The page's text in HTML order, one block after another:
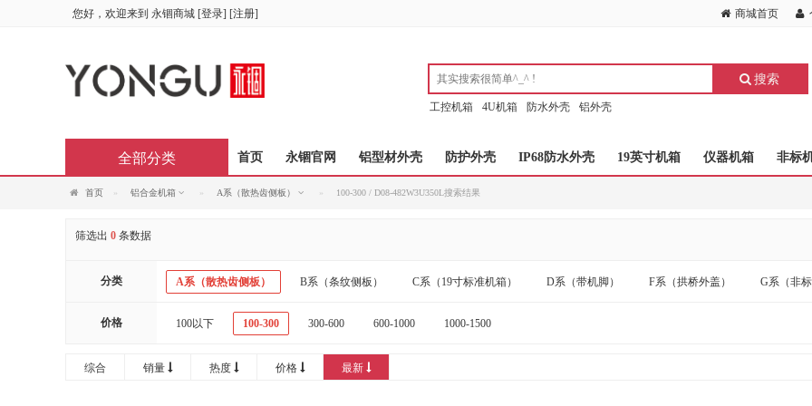
您好，欢迎来到 永锢商城 [登录] [注册] 商城首页
搜索
工控机箱 4U机箱 防水外壳 铝外壳
首页 永锢官网 铝型材外壳 防护外壳 IP68防水外壳 19英寸机箱 仪器机箱 非标
全部分类
首页 铝合金机箱 A系（散热齿侧板） 100-300 / D08-482W3U350L搜索结果
筛选出 0 条数据
分类 A系（散热齿侧板） B系（条纹侧板） C系（19寸标准机箱） D系（带机脚） F系（拱桥外盖） G系（非
价格 100以下 100-300 300-600 600-1000 1000-1500
综合 销量 热度 价格 最新